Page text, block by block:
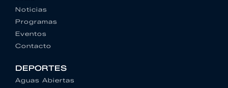
Noticias
Programas
Eventos
Contacto
DEPORTES
Aguas Abiertas